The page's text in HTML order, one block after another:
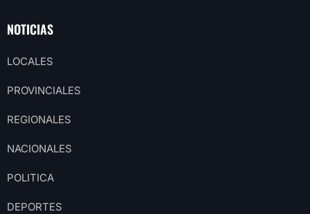
NOTICIAS
LOCALES
PROVINCIALES
REGIONALES
NACIONALES
POLITICA
DEPORTES